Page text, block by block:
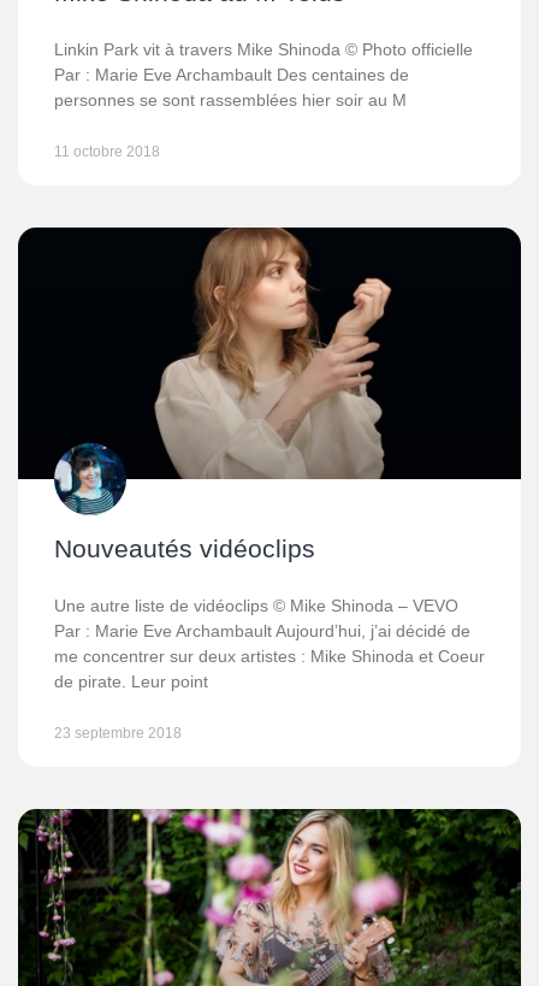
Linkin Park vit à travers Mike Shinoda © Photo officielle
Par : Marie Eve Archambault Des centaines de
personnes se sont rassemblées hier soir au M
11 octobre 2018
Nouveautés vidéoclips
Une autre liste de vidéoclips © Mike Shinoda – VEVO
Par : Marie Eve Archambault Aujourd’hui, j’ai décidé de
me concentrer sur deux artistes : Mike Shinoda et Coeur
de pirate. Leur point
23 septembre 2018